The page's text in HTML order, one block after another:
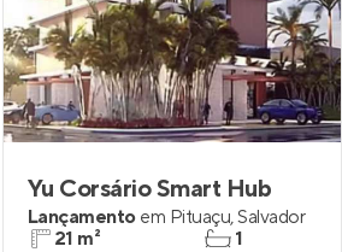
Yu Corsário Smart Hub
Lançamento em Pituaçu,Salvador
21 m²
1